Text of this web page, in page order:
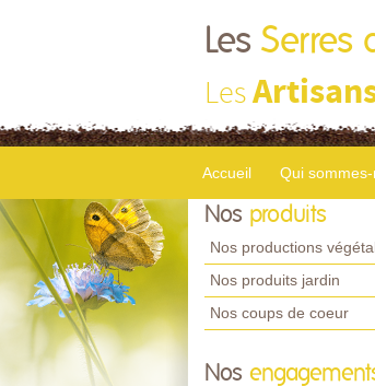
Les Serres
Les
Accueil Qui
Nos produits
Nos productions
Nos produits jardin
Nos coups de coeur
Nos